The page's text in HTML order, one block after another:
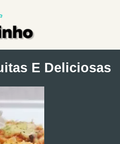
E Deliciosas